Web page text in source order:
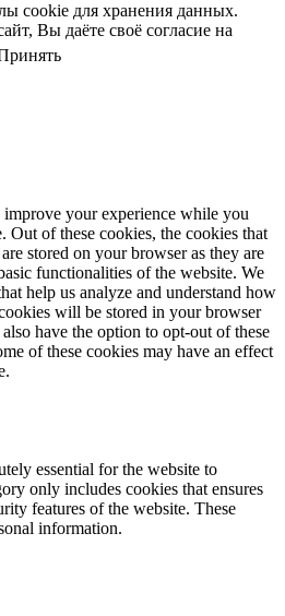
cookie для хранения данных.
Вы даёте своё согласие на
your experience while you
Out of these cookies, the cookies that
stored on your browser as they are
functionalities of the website. We
help us analyze and understand how
will be stored in your browser
have the option to opt-out of these
of these cookies may have an effect
essential for the website to
only includes cookies that ensures
features of the website. These
information.